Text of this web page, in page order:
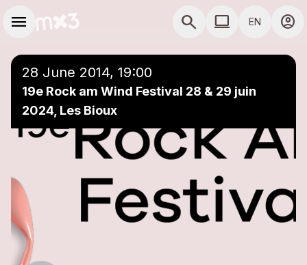
menu search COMPUTER USE
computer EN account_circle
28 June 2014, 19:00
19e Rock am Wind Festival 28 & 29 juin
2024, Les Bioux